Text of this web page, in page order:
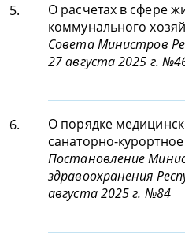
5.
О расчетах в сфере
коммунального
Совета Министров
27 августа 2025 г.
6.
О порядке
санаторно-
Постановление
здравоохранения
августа 2025 г. №84